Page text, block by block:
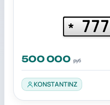
* 777
500 000 руб
KONSTANTINZ